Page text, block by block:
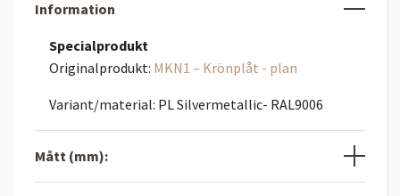
Information
Specialprodukt
Originalprodukt: MKN1 – Krönplåt - plan
Variant/material: PL Silvermetallic- RAL9006
Mått (mm):